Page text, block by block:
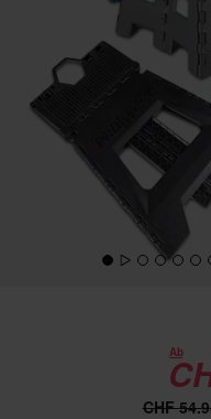
Ab
CHF